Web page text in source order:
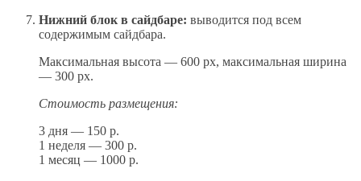
Нижний блок в сайдбаре: выводится под всем
содержимым сайдбара.
Максимальная высота — 600 px, максимальная ширина
— 300 px.
Стоимость размещения:
3 дня — 150 р.
1 неделя — 300 р.
1 месяц — 1000 р.